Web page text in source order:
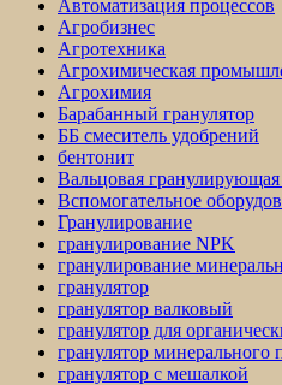
Автоматизация процессов
Агробизнес
Агротехника
Агрохимическая
Агрохимия
Барабанный гранулятор
ББ смеситель удобрений
бентонит
Вальцовая
Вспомогательное
Гранулирование
гранулирование NPK
гранулирование
гранулятор
гранулятор валковый
гранулятор для
гранулятор минерального
гранулятор с мешалкой